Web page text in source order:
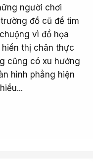
người chơi
đồ cũ để tìm
vì đồ họa
thị chân thực
cũng có xu hướng
hình phẳng hiện